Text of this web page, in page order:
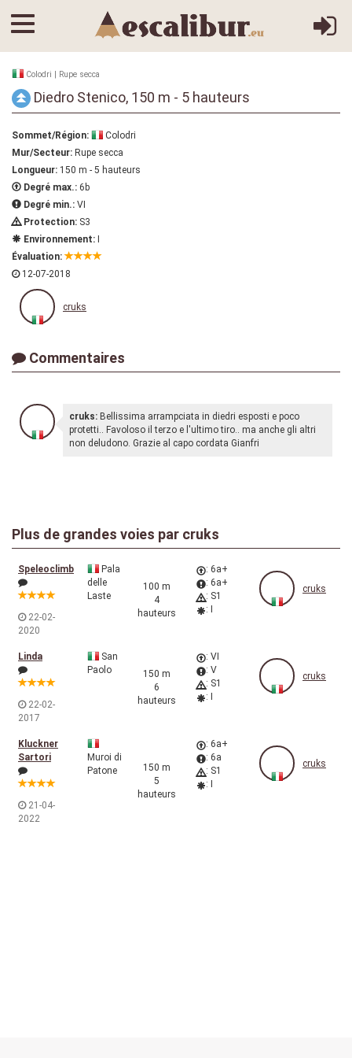
Colodri | Rupe secca
Diedro Stenico, 150 m - 5 hauteurs
Sommet/Région:
Colodri
Mur/Secteur: Rupe secca
Longueur: 150 m - 5 hauteurs
Degré max.: 6b
Degré min.: VI
Protection: S3
Environnement:
Évaluation:
12-07-2018
cruks
Commentaires
cruks: Bellissima arrampciata in diedri esposti e poco
protetti.. Favoloso il terzo e l'ultimo tiro.. ma anche gli altri
non deludono. Grazie al capo cordata Gianfri
Plus de grandes voies par cruks
Speleoclimb
22-02-
2020
Pala
delle
Laste
100 m
4
hauteurs
: 6a+
: 6a+
: S1
: I
cruks
Linda
22-02-
2017
San
Paolo
150 m
6
hauteurs
: VI
: V
: S1
: I
cruks
Kluckner
Sartori
21-04-
2022
Muroi di
Patone
150 m
5
hauteurs
: 6a+
: 6a
: S1
: I
cruks